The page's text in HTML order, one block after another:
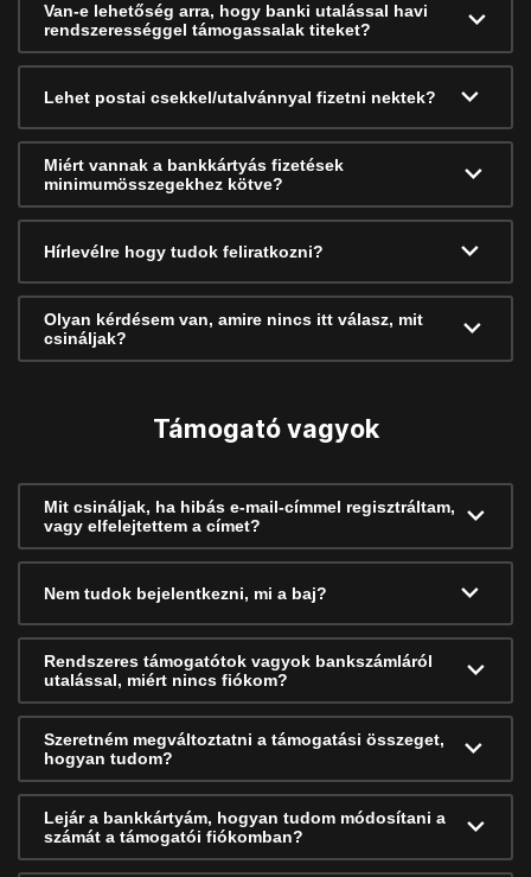
Van-e lehetőség arra, hogy banki utalással havi
rendszerességgel támogassalak titeket?
Lehet postai csekkel/utalvánnyal fizetni nektek?
Miért vannak a bankkártyás fizetések
minimumösszegekhez kötve?
Hírlevélre hogy tudok feliratkozni?
Olyan kérdésem van, amire nincs itt válasz, mit
csináljak?
Támogató vagyok
Mit csináljak, ha hibás e-mail-címmel regisztráltam,
vagy elfelejtettem a címet?
Nem tudok bejelentkezni, mi a baj?
Rendszeres támogatótok vagyok bankszámláról
utalással, miért nincs fiókom?
Szeretném megváltoztatni a támogatási összeget,
hogyan tudom?
Lejár a bankkártyám, hogyan tudom módosítani a
számát a támogatói fiókomban?